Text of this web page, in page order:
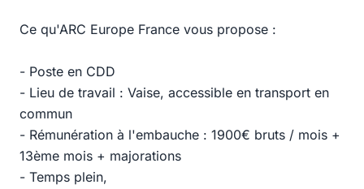
Ce qu'ARC Europe France vous propose :
- Poste en CDD
- Lieu de travail : Vaise, accessible en transport en
commun
- Rémunération à l'embauche : 1900€ bruts / mois +
13ème mois + majorations
- Temps plein,